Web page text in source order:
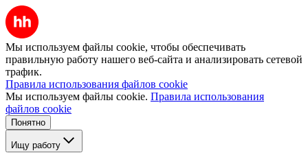
Мы используем файлы cookie, чтобы обеспечивать
правильную работу нашего веб-сайта и анализировать сетевой
трафик.
Правила использования файлов cookie
Мы используем файлы cookie. Правила использования
файлов cookie
Понятно
Ищу работу